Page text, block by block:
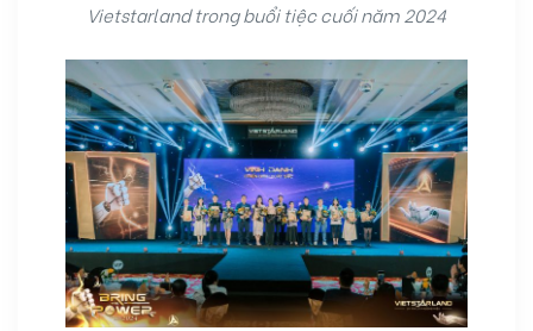
Vietstarland trong buổi tiệc cuối năm 2024